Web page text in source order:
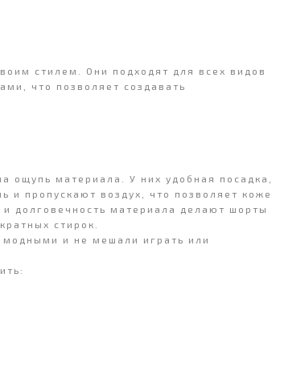
стилем. Они подходят для всех видов
что позволяет создавать
ощупь материала. У них удобная посадка,
и пропускают воздух, что позволяет коже
долговечность материала делают шорты
стирок.
и не мешали играть или